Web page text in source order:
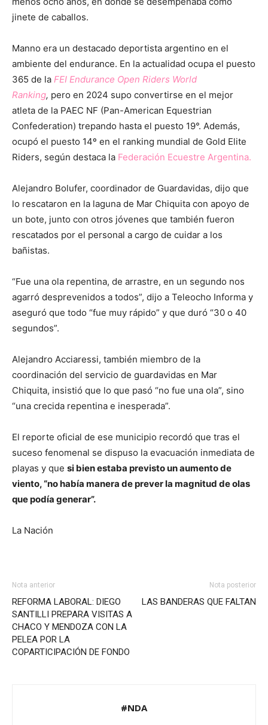
jinete de caballos.
Manno era un destacado deportista argentino en el
ambiente del endurance. En la actualidad ocupa el puesto
365 de la FEI Endurance Open Riders World
Ranking, pero en 2024 supo convertirse en el mejor
atleta de la PAEC NF (Pan-American Equestrian
Confederation) trepando hasta el puesto 19°. Además,
ocupó el puesto 14º en el ranking mundial de Gold Elite
Riders, según destaca la Federación Ecuestre Argentina.
Alejandro Bolufer, coordinador de Guardavidas, dijo que
lo rescataron en la laguna de Mar Chiquita con apoyo de
un bote, junto con otros jóvenes que también fueron
rescatados por el personal a cargo de cuidar a los
bañistas.
“Fue una ola repentina, de arrastre, en un segundo nos
agarró desprevenidos a todos”, dijo a Teleocho Informa y
aseguró que todo “fue muy rápido” y que duró “30 o 40
segundos”.
Alejandro Acciaressi, también miembro de la
coordinación del servicio de guardavidas en Mar
Chiquita, insistió que lo que pasó “no fue una ola”, sino
“una crecida repentina e inesperada”.
El reporte oficial de ese municipio recordó que tras el
suceso fenomenal se dispuso la evacuación inmediata de
playas y que si bien estaba previsto un aumento de
viento, “no había manera de prever la magnitud de olas
que podía generar”.
La Nación
Nota anterior
REFORMA LABORAL: DIEGO
SANTILLI PREPARA VISITAS A
CHACO Y MENDOZA CON LA
PELEA POR LA
COPARTICIPACIÓN DE FONDO
Nota posterior
LAS BANDERAS QUE FALTAN
#NDA